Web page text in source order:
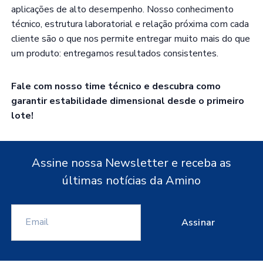
aplicações de alto desempenho. Nosso conhecimento
técnico, estrutura laboratorial e relação próxima com cada
cliente são o que nos permite entregar muito mais do que
um produto: entregamos resultados consistentes.
Fale com nosso time técnico e descubra como
garantir estabilidade dimensional desde o primeiro
lote!
Assine nossa Newsletter e receba as
últimas notícias da Amino
Assinar